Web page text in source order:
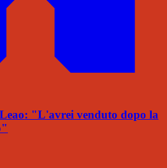
"L'avrei venduto dopo la